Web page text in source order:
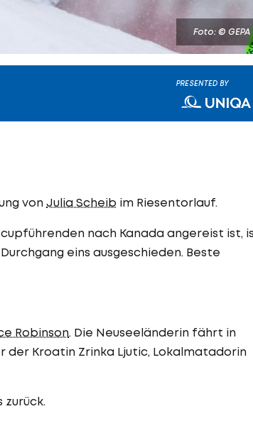
Foto: © GEPA
PRESENTED BY
von Julia Scheib im Riesentorlauf.
nach Kanada angereist ist,
eins ausgeschieden. Beste
Robinson. Die Neuseeländerin fährt in
der Kroatin Zrinka Ljutic, Lokalmatadorin